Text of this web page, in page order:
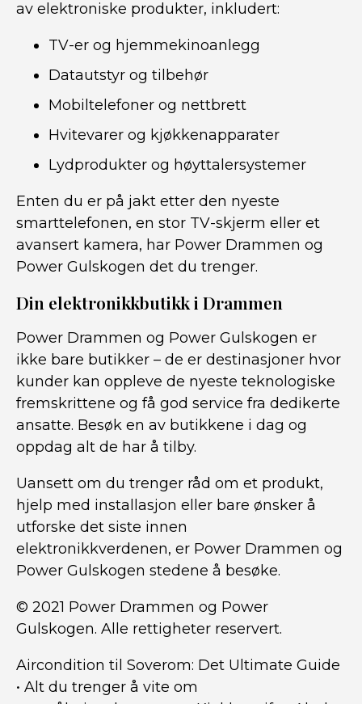
av elektroniske produkter, inkludert:
TV-er og hjemmekinoanlegg
Datautstyr og tilbehør
Mobiltelefoner og nettbrett
Hvitevarer og kjøkkenapparater
Lydprodukter og høyttalersystemer
Enten du er på jakt etter den nyeste
smarttelefonen, en stor TV-skjerm eller et
avansert kamera, har Power Drammen og
Power Gulskogen det du trenger.
Din elektronikkbutikk i Drammen
Power Drammen og Power Gulskogen er
ikke bare butikker – de er destinasjoner hvor
kunder kan oppleve de nyeste teknologiske
fremskrittene og få god service fra dedikerte
ansatte. Besøk en av butikkene i dag og
oppdag alt de har å tilby.
Uansett om du trenger råd om et produkt,
hjelp med installasjon eller bare ønsker å
utforske det siste innen
elektronikkverdenen, er Power Drammen og
Power Gulskogen stedene å besøke.
© 2021 Power Drammen og Power
Gulskogen. Alle rettigheter reservert.
Aircondition til Soverom: Det Ultimate Guide
• Alt du trenger å vite om